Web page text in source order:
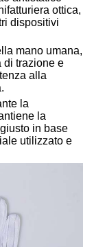
ottica,
dispositivi
mano umana,
di trazione e
alla
la
la
in base
utilizzato e